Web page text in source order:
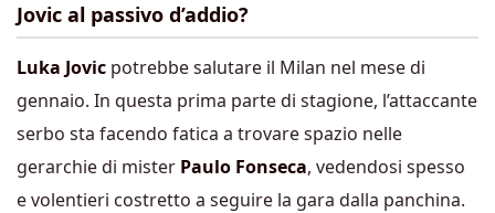
Jovic al passivo d’addio?
Luka Jovic potrebbe salutare il Milan nel mese di
gennaio. In questa prima parte di stagione, l’attaccante
serbo sta facendo fatica a trovare spazio nelle
gerarchie di mister Paulo Fonseca, vedendosi spesso
e volentieri costretto a seguire la gara dalla panchina.